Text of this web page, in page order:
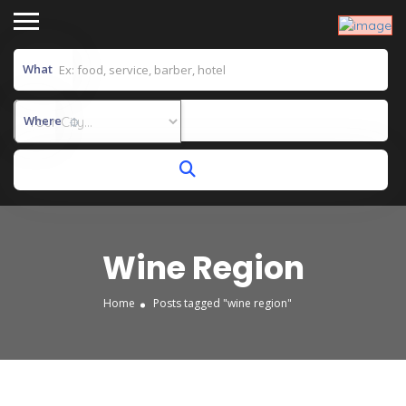
What
Where
Wine Region
Home Posts tagged "wine region"